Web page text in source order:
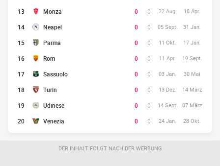
13 Monza 0 0 22 Aug. 18 Apr.
14 Neapel 0 0 05 Sept. 31 Jan.
15 Parma 0 0 11 Okt. 17 Jan.
16 Rom 0 0 11 Apr. 19 Sept.
17 Sassuolo 0 0 03 Jan. 30 Mai
18 Turin 0 0 13 Dez. 14 März
19 Udinese 0 0 14 Sept. 07 März
20 Venezia 0 0 24 Jan. 28 Okt.
DER INHALT FOLGT NACH DER WERBUNG